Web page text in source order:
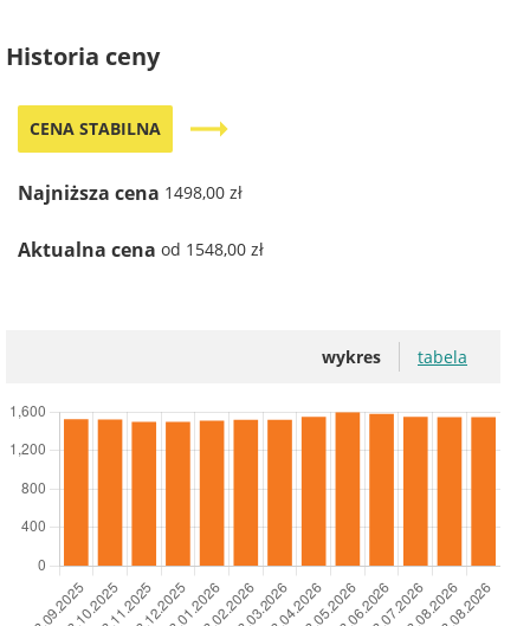
Historia ceny
CENA STABILNA trending_flat
Najniższa cena 1498,00 zł
Aktualna cena od 1548,00 zł
wykres tabela